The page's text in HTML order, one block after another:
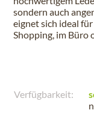
sondern auch
eignet sich ideal
Shopping, im Büro
Verfügbarkeit: